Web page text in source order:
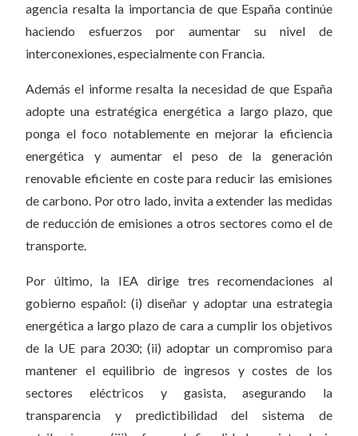
agencia resalta la importancia de que España continúe
haciendo esfuerzos por aumentar su nivel de
interconexiones, especialmente con Francia.
Además el informe resalta la necesidad de que España
adopte una estratégica energética a largo plazo, que
ponga el foco notablemente en mejorar la eficiencia
energética y aumentar el peso de la generación
renovable eficiente en coste para reducir las emisiones
de carbono. Por otro lado, invita a extender las medidas
de reducción de emisiones a otros sectores como el de
transporte.
Por último, la IEA dirige tres recomendaciones al
gobierno español: (i) diseñar y adoptar una estrategia
energética a largo plazo de cara a cumplir los objetivos
de la UE para 2030; (ii) adoptar un compromiso para
mantener el equilibrio de ingresos y costes de los
sectores eléctricos y gasista, asegurando la
transparencia y predictibilidad del sistema de